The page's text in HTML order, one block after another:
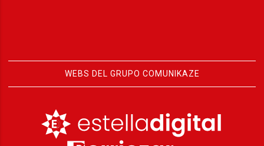
WEBS DEL GRUPO COMUNIKAZE